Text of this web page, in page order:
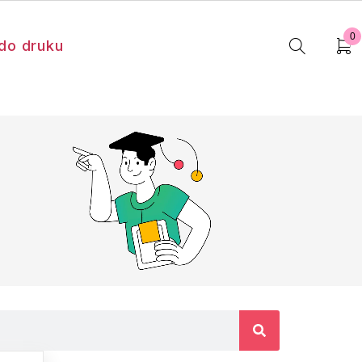
druku
0